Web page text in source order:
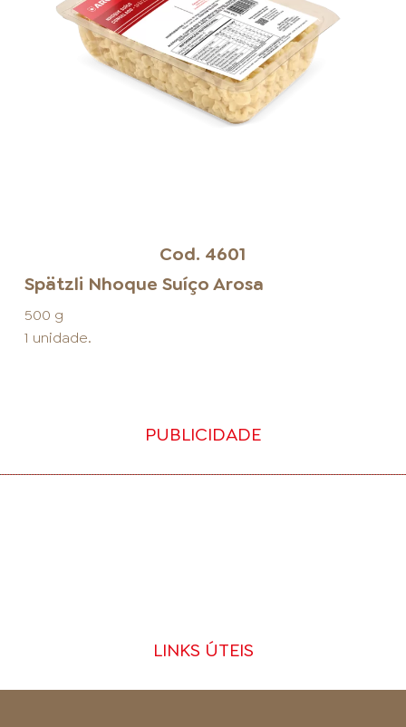
Cod. 4601
Spätzli Nhoque Suíço Arosa
500 g
1 unidade.
PUBLICIDADE
LINKS ÚTEIS